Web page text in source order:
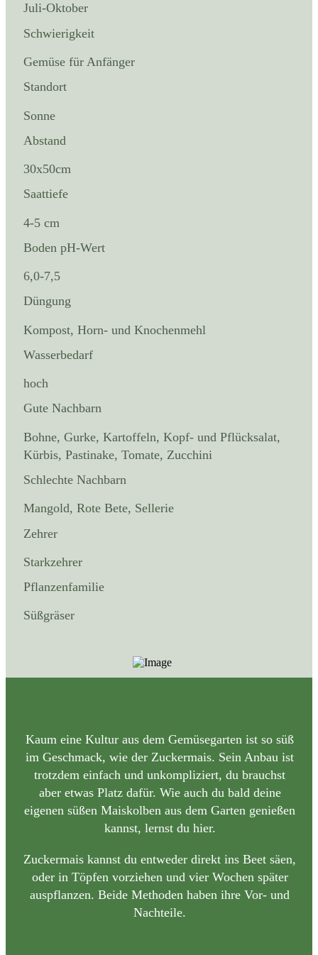
Juli-Oktober
Schwierigkeit
Gemüse für Anfänger
Standort
Sonne
Abstand
30x50cm
Saattiefe
4-5 cm
Boden pH-Wert
6,0-7,5
Düngung
Kompost, Horn- und Knochenmehl
Wasserbedarf
hoch
Gute Nachbarn
Bohne, Gurke, Kartoffeln, Kopf- und Pflücksalat,
Kürbis, Pastinake, Tomate, Zucchini
Schlechte Nachbarn
Mangold, Rote Bete, Sellerie
Zehrer
Starkzehrer
Pflanzenfamilie
Süßgräser
Kaum eine Kultur aus dem Gemüsegarten ist so süß
im Geschmack, wie der Zuckermais. Sein Anbau ist
trotzdem einfach und unkompliziert, du brauchst
aber etwas Platz dafür. Wie auch du bald deine
eigenen süßen Maiskolben aus dem Garten genießen
kannst, lernst du hier.
Zuckermais kannst du entweder direkt ins Beet säen,
oder in Töpfen vorziehen und vier Wochen später
auspflanzen. Beide Methoden haben ihre Vor- und
Nachteile.